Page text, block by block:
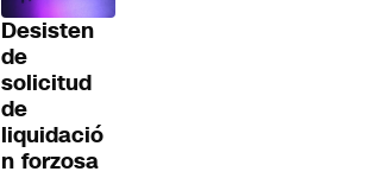
Desisten
de
solicitud
de
liquidació
n forzosa